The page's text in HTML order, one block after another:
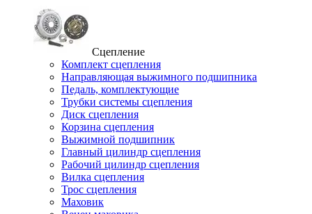
Сцепление
Комплект сцепления
Направляющая выжимного подшипника
Педаль, комплектующие
Трубки системы сцепления
Диск сцепления
Корзина сцепления
Выжимной подшипник
Главный цилиндр сцепления
Рабочий цилиндр сцепления
Вилка сцепления
Трос сцепления
Маховик